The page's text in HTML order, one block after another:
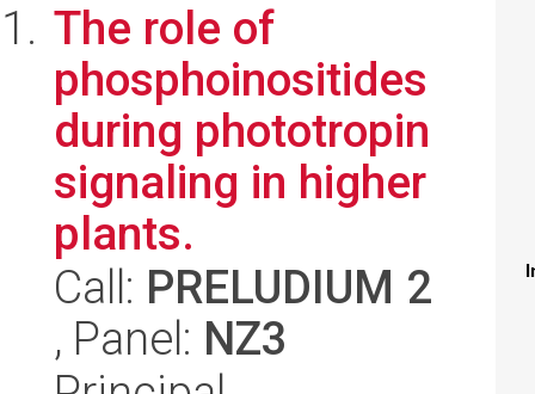
The role of
phosphoinositides
during phototropin
signaling in higher
plants.
Call: PRELUDIUM 2
, Panel: NZ3